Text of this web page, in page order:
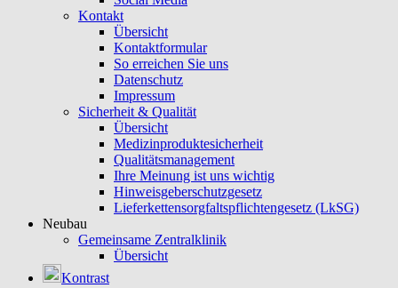
Kontakt
Übersicht
Kontaktformular
So erreichen Sie uns
Datenschutz
Impressum
Sicherheit & Qualität
Übersicht
Medizinproduktesicherheit
Qualitätsmanagement
Ihre Meinung ist uns wichtig
Hinweisgeberschutzgesetz
Lieferkettensorgfaltspflichtengesetz (LkSG)
Neubau
Gemeinsame Zentralklinik
Übersicht
Kontrast